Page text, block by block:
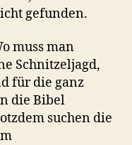
gefunden.
muss man
Schnitzeljagd,
für die ganz
die Bibel
suchen die